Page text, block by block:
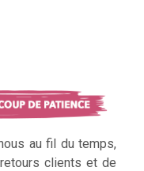
au fil du temps,
clients et de